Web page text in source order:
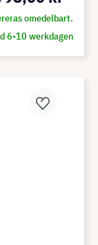
omedelbart.
6-10 werkdagen